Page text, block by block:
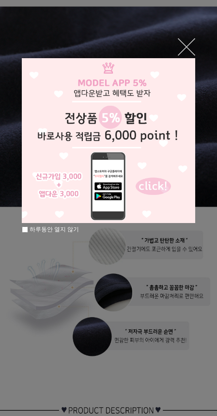
하루동안 열지 않기